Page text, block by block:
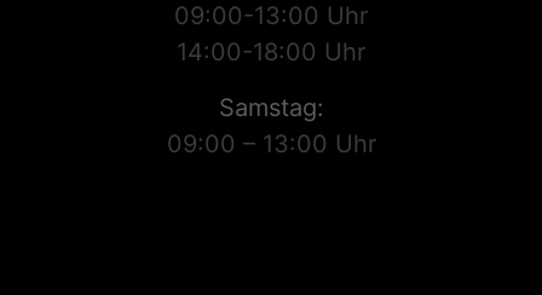
09:00-13:00 Uhr
14:00-18:00 Uhr
Samstag:
09:00 – 13:00 Uhr